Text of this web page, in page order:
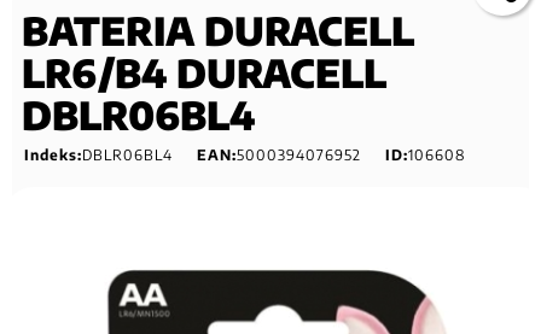
BATERIA DURACELL
LR6/B4 DURACELL
DBLR06BL4
Indeks:DBLR06BL4 EAN:5000394076952 ID:106608